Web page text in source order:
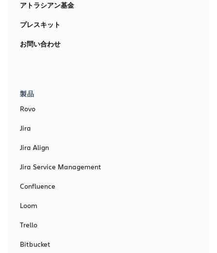
アトラシアン基金
プレスキット
お問い合わせ
製品
Rovo
Jira
Jira Align
Jira Service Management
Confluence
Loom
Trello
Bitbucket